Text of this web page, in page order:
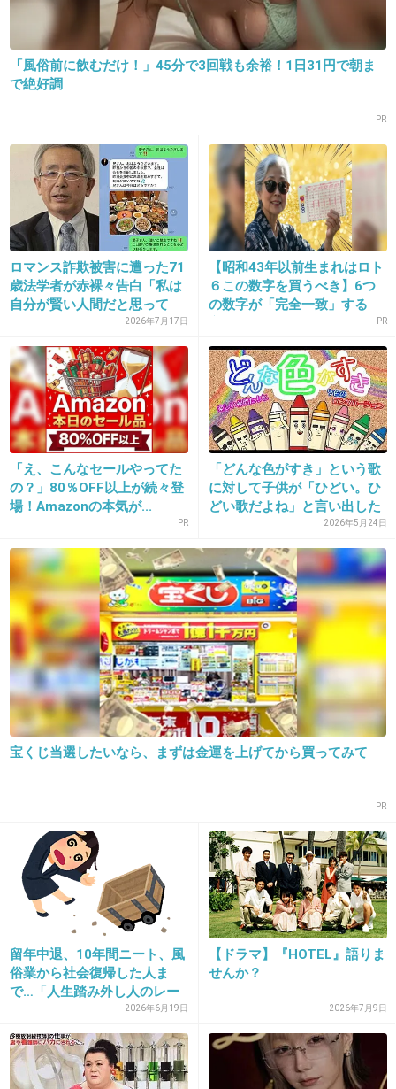
なんかカウンセリングみたいだよね。
+10
こんなんでニ－トとか引きこもり解消される
の!?
+10
19. 匿名2013/01/26(土) 11:51:08
>>「親子はどうしてもその力関係から、上下の関係になっ
姉さんが出て行って“ななめ上からの関係”でアドバイスを
するほうが、はるかに効果があることもある」
うーん、どうなんだろうね。やっぱりひきこもりの人って
友達いないから、相談相手もいないのかな？
+10 -2
前からあるんだね
出典：img5.blogs.yahoo.co.jp
+22 -2
21. 匿名2013/01/26(土) 11:51:46
+12 -0
2013/01/26(土) 11:52:11
親の立場からすれば、どうしてもひきこもりから脱出して
ほしいんだろうね…
-1
23. 匿名2013/01/26(土) 11:52:20
「風俗前に飲むだけ！」45分で3回戦も余裕！1日31円で朝ま
で絶好調
PR
ロマンス詐欺被害に遭った71
歳法学者が赤裸々告白「私は
自分が賢い人間だと思って
2026年7月17日
【昭和43年以前生まれはロト
６この数字を買うべき】6つ
の数字が「完全一致」する
PR
「え、こんなセールやってた
の？」80％OFF以上が続々登
場！Amazonの本気が...
PR
「どんな色がすき」という歌
に対して子供が「ひどい。ひ
どい歌だよね」と言い出した
2026年5月24日
宝くじ当選したいなら、まずは金運を上げてから買ってみて
PR
留年中退、10年間ニート、風
俗業から社会復帰した人ま
で…「人生踏み外し人のレー
2026年6月19日
【ドラマ】『HOTEL』語りま
せんか？
2026年7月9日